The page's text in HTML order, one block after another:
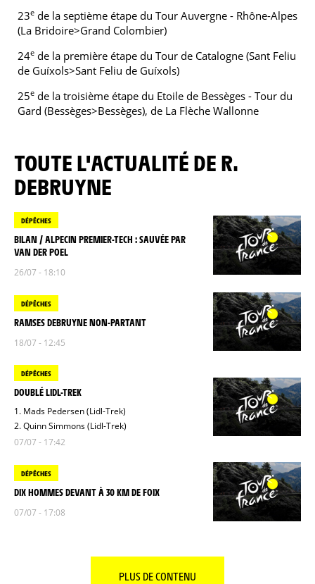
23e de la septième étape du Tour Auvergne - Rhône-Alpes
(La Bridoire>Grand Colombier)
24e de la première étape du Tour de Catalogne (Sant Feliu
de Guíxols>Sant Feliu de Guíxols)
25e de la troisième étape du Etoile de Bessèges - Tour du
Gard (Bessèges>Bessèges), de La Flèche Wallonne
TOUTE L'ACTUALITÉ DE R.
DEBRUYNE
DÉPÊCHES
BILAN / ALPECIN PREMIER-TECH : SAUVÉE PAR
VAN DER POEL
26/07 - 18:10
DÉPÊCHES
RAMSES DEBRUYNE NON-PARTANT
18/07 - 12:45
DÉPÊCHES
DOUBLÉ LIDL-TREK
1. Mads Pedersen (Lidl-Trek)
2. Quinn Simmons (Lidl-Trek)
07/07 - 17:42
DÉPÊCHES
DIX HOMMES DEVANT À 30 KM DE FOIX
07/07 - 17:08
PLUS DE CONTENU